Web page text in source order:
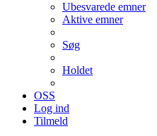
Ubesvarede emner
Aktive emner
Søg
Holdet
OSS
Log ind
Tilmeld